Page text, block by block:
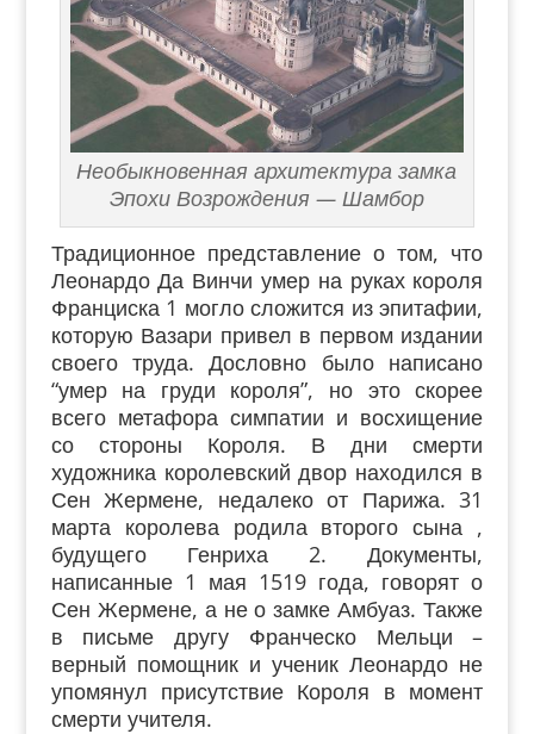
Необыкновенная архитектура замка
Эпохи Возрождения — Шамбор
Традиционное представление о том, что
Леонардо Да Винчи умер на руках короля
Франциска 1 могло сложится из эпитафии,
которую Вазари привел в первом издании
своего труда. Дословно было написано
“умер на груди короля”, но это скорее
всего метафора симпатии и восхищение
со стороны Короля. В днисмерти
художника королевский двор находился в
Сен Жермене, недалеко от Парижа. 31
марта королева родила второго сына ,
будущего Генриха 2. Документы,
написанные 1 мая 1519 года, говорят о
Сен Жермене, а не о замке Амбуаз. Также
в письме другу Франческо Мельци –
верный помощник и ученик Леонардо не
упомянул присутствие Короля в момент
смерти учителя.